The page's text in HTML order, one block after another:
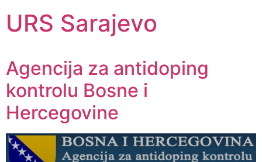
URS Sarajevo
Agencija za antidoping
kontrolu Bosne i
Hercegovine